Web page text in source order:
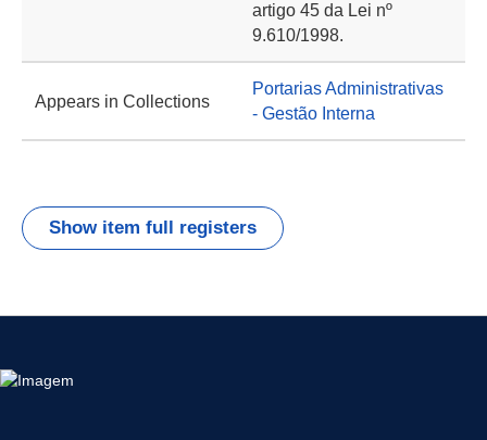
artigo 45 da Lei nº
9.610/1998.
Appears in Collections
Portarias Administrativas
- Gestão Interna
Show item full registers